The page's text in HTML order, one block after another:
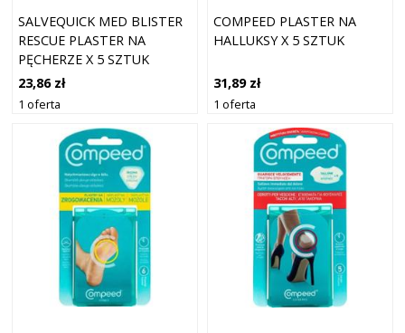
SALVEQUICK MED BLISTER
RESCUE PLASTER NA
PĘCHERZE X 5 SZTUK
23,86 zł
1 oferta
COMPEED PLASTER NA
HALLUKSY X 5 SZTUK
31,89 zł
1 oferta